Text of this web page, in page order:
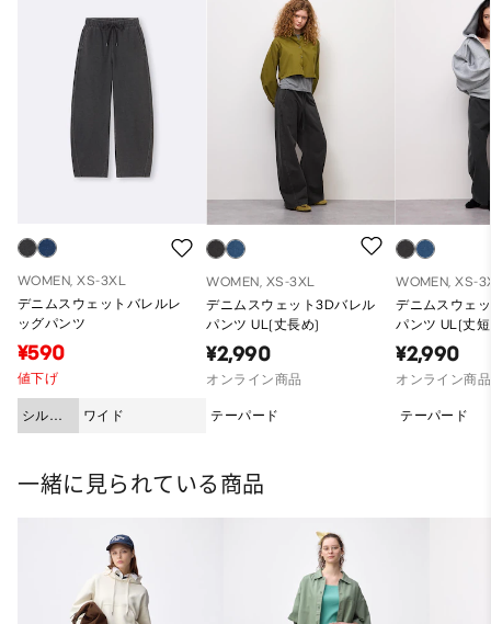
WOMEN, XS-3XL
デニムスウェットバレルレ
ッグパンツ
¥590
値下げ
シルエ
ット
ワイド
WOMEN, XS-3XL
デニムスウェット3Dバレル
パンツ UL(丈長め)
¥2,990
オンライン商品
テーパード
WOMEN, XS-
デニムスウェ
パンツ UL(丈
¥2,990
オンライン商品
テーパード
一緒に見られている商品